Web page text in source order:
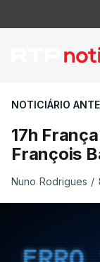
17h
NOTICIÁRIO
17h
François
Nuno Rodrigues /